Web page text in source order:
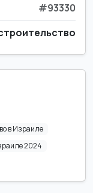
#93330
в Израиле
2024